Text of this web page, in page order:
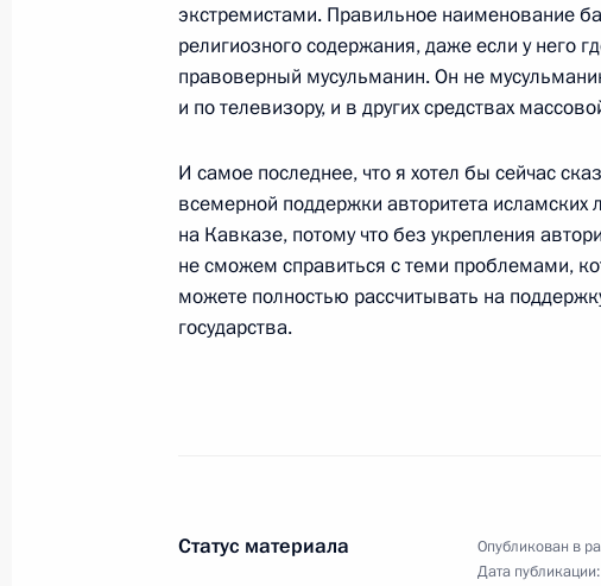
25 августа 2009 года, вторник
Вступительное слово на церемонии
государственных наград работникам
25 августа 2009 года, 15:40 Монголия, Улан-Батор
Пресс-конференция по итогам российско-
переговоров
25 августа 2009 года, 12:40 Улан-Батор
экстремистами. Правильное наименование
религиозного содержания, даже если у него
правоверный мусульманин. Он не
и по телевизору, и в других средствах
И самое последнее, что я хотел бы сейчас
всемерной поддержки авторитета исламских
на Кавказе, потому что без укрепления
не сможем справиться с теми проблемами,
можете полностью рассчитывать на
государства.
Статус материала Опубликован в
Дата публикации: